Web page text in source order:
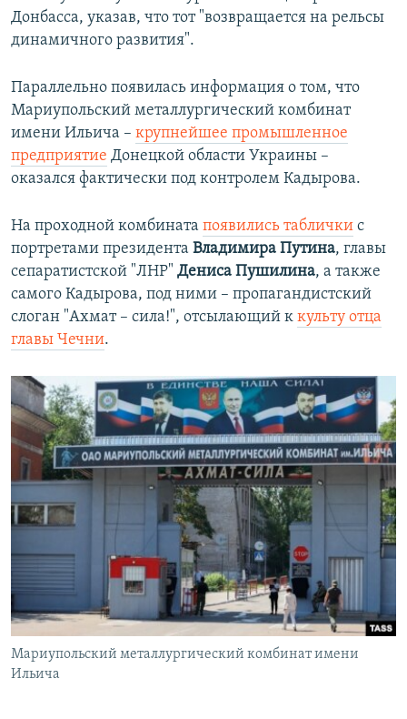
Донбасса, указав, что тот "возвращается на рельсы
динамичного развития".
Параллельно появилась информация о том, что
Мариупольский металлургический комбинат
имени Ильича – крупнейшее промышленное
предприятие Донецкой области Украины –
оказался фактически под контролем Кадырова.
На проходной комбината появились таблички с
портретами президента Владимира Путина, главы
сепаратистской "ЛНР" Дениса Пушилина, а также
самого Кадырова, под ними – пропагандистский
слоган "Ахмат – сила!", отсылающий к культу отца
главы Чечни.
Мариупольский металлургический комбинат имени
Ильича